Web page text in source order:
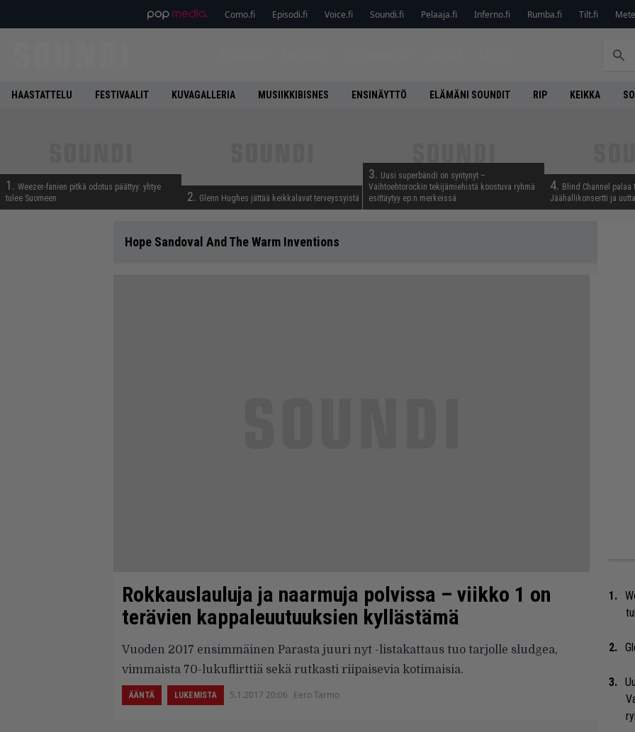
Como.fi Episodi.fi Voice.fi Soundi.fi Pelaaja.fi Inferno.fi Rumba.fi Tilt.fi
HAASTATTELU FESTIVAALIT KUVAGALLERIA MUSIIKKIBISNES ENSINÄYTTÖ ELÄMÄNI SOUNDIT RIP KEIKKA
1. Weezer-fanien pitkä odotus päättyy: yhtye
tulee Suomeen
2. Glenn Hughes jättää keikkalavat terveyssyistä
3. Uusi superbändi on syntynyt –
Vaihtoehtorockin tekijämiehistä koostuva ryhmä
esittäytyy ep:n merkeissä
4. Blind Channel palaa
Jäähallikonsertti ja
Hope Sandoval And The Warm Inventions
Rokkauslauluja ja naarmuja polvissa – viikko 1 on
terävien kappaleuutuuksien kyllästämä
Vuoden 2017 ensimmäinen Parasta juuri nyt -listakattaus tuo tarjolle sludgea,
vimmaista 70-lukuflirttiä sekä rutkasti riipaisevia kotimaisia.
ÄÄNTÄ LUKEMISTA 5.1.2017 20:06 Eero Tarmo